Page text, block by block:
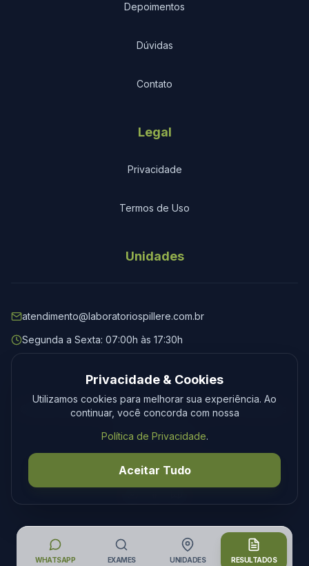
Depoimentos
Dúvidas
Contato
Legal
Privacidade
Termos de Uso
Unidades
atendimento@laboratoriospillere.com.br
Segunda a Sexta: 07:00h às 17:30h
© 2026 Laboratório Spillere. Todos os direitos reservados.
PrivacidadeTermos
DesenvolvimentoTecmedia
Privacidade & Cookies
Utilizamos cookies para melhorar sua experiência. Ao
continuar, você concorda com nossa
Política de Privacidade.
Aceitar Tudo
WHATSAPP EXAMES UNIDADES RESULTADOS